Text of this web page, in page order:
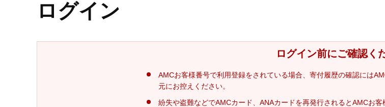
ログイン
ログイン前にご確認く
AMCお客様番号で利用登録をされている場合、寄付履歴の確認には
元にお控えください。
紛失や盗難などでAMCカード、ANAカードを再発行されるとAMCお